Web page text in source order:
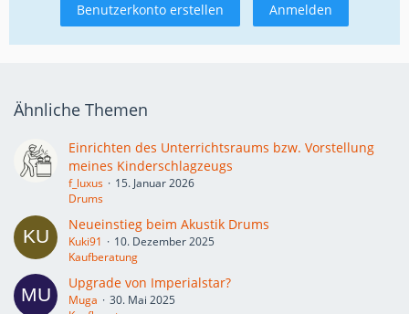
Benutzerkonto erstellen Anmelden
Ähnliche Themen
Einrichten des Unterrichtsraums bzw. Vorstellung
meines Kinderschlagzeugs
f_luxus
15. Januar 2026
Drums
Neueinstieg beim Akustik Drums
Kuki91
10. Dezember 2025
Kaufberatung
Upgrade von Imperialstar?
Muga
30. Mai 2025